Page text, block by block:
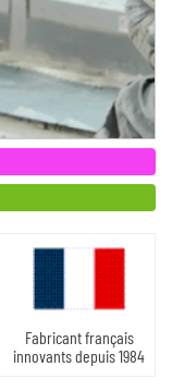
Fabricant français
innovants depuis 1984